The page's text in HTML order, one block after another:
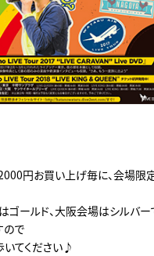
円お買い上げ毎に、会場限
ゴールド、大阪会場はシルバー
ので
いてください♪